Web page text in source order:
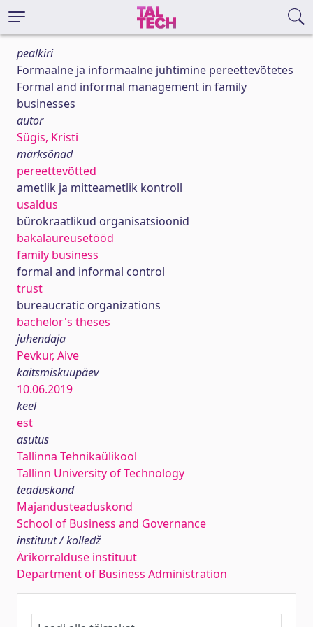
pealkiri
Formaalne ja informaalne juhtimine pereettevõtetes
Formal and informal management in family
businesses
autor
Sügis, Kristi
märksõnad
pereettevõtted
ametlik ja mitteametlik kontroll
usaldus
bürokraatlikud organisatsioonid
bakalaureusetööd
family business
formal and informal control
trust
bureaucratic organizations
bachelor's theses
juhendaja
Pevkur, Aive
kaitsmiskuupäev
10.06.2019
keel
est
asutus
Tallinna Tehnikaülikool
Tallinn University of Technology
teaduskond
Majandusteaduskond
School of Business and Governance
instituut / kolledž
Ärikorralduse instituut
Department of Business Administration